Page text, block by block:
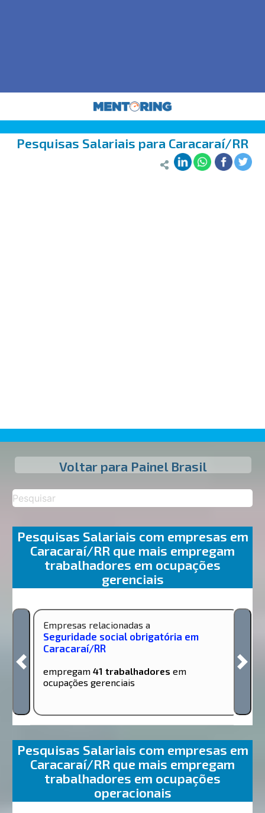
Pesquisas Salariais para Caracaraí/RR
Voltar para Painel Brasil
Pesquisas Salariais com empresas em
Caracaraí/RR que mais empregam
trabalhadores em ocupações
gerenciais
Empresas relacionadas a
Seguridade social obrigatória em
Caracaraí/RR
empregam 41 trabalhadores em
ocupações gerenciais
Pesquisas Salariais com empresas em
Caracaraí/RR que mais empregam
trabalhadores em ocupações
operacionais